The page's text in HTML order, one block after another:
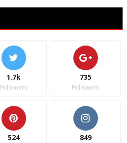
1.7k
Followers
735
Followers
524 849